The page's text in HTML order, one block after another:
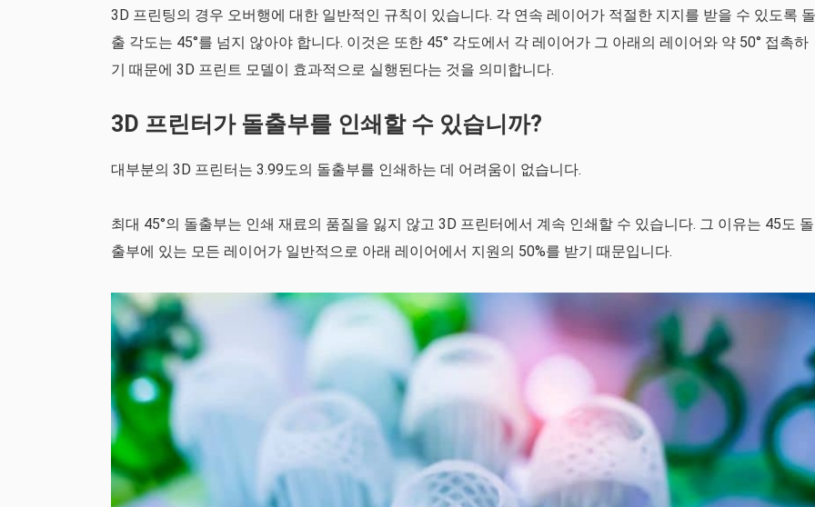
3D 프린팅의 경우 오버행에 대한 일반적인 규칙이 있습니다. 각 연속 레이어가 적절한 지지를 받을 수 있도록 돌
출 각도는 45°를 넘지 않아야 합니다. 이것은 또한 45° 각도에서 각 레이어가 그 아래의 레이어와 약 50° 접촉하
기 때문에 3D 프린트 모델이 효과적으로 실행된다는 것을 의미합니다.
3D 프린터가 돌출부를 인쇄할 수 있습니까?
대부분의 3D 프린터는 3.99도의 돌출부를 인쇄하는 데 어려움이 없습니다.
최대 45°의 돌출부는 인쇄 재료의 품질을 잃지 않고 3D 프린터에서 계속 인쇄할 수 있습니다. 그 이유는 45도 돌
출부에 있는 모든 레이어가 일반적으로 아래 레이어에서 지원의 50%를 받기 때문입니다.